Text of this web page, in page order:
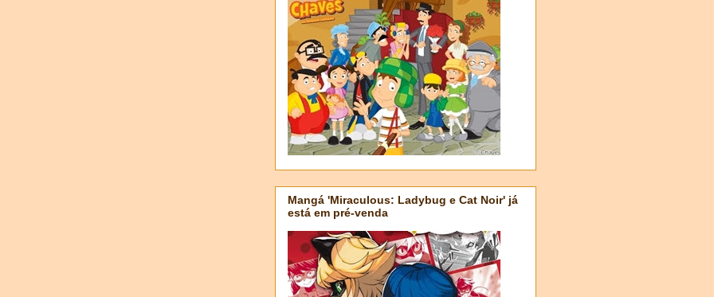
Mangá 'Miraculous: Ladybug e Cat Noir' já
está em pré-venda